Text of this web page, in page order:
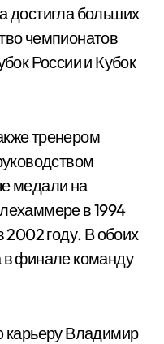
достигла больших
чемпионатов
России и Кубок
тренером
медали на
в 1994
2002 году. В обоих
в финале команду
карьеру Владимир